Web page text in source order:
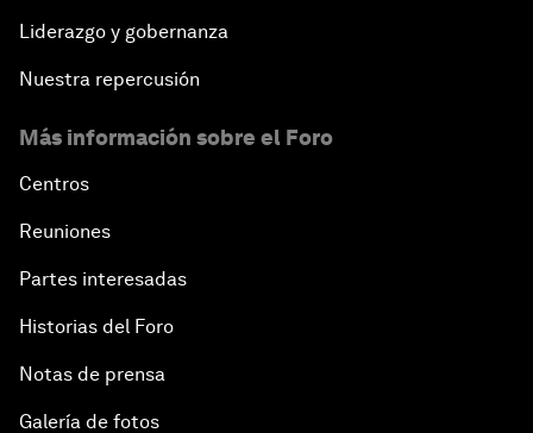
Liderazgo y gobernanza
Nuestra repercusión
Más información sobre el Foro
Centros
Reuniones
Partes interesadas
Historias del Foro
Notas de prensa
Galería de fotos